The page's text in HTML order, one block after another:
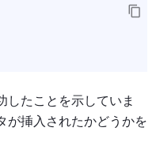
したことを示していま
が挿入されたかどうかを